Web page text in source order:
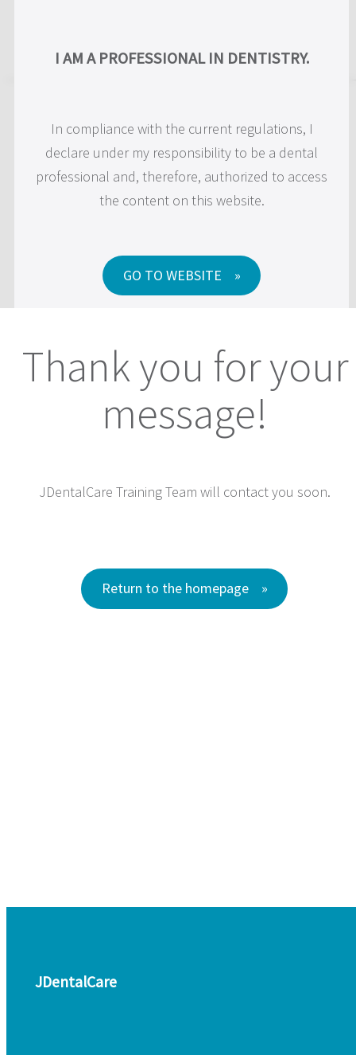
Thank you for your
message!
JDentalCare Training Team will contact you soon.
Return to the homepage
JDentalCare
I AM A PROFESSIONAL IN DENTISTRY.
In compliance with the current regulations, I
declare under my responsibility to be a dental
professional and, therefore, authorized to access
the content on this website.
GO TO WEBSITE